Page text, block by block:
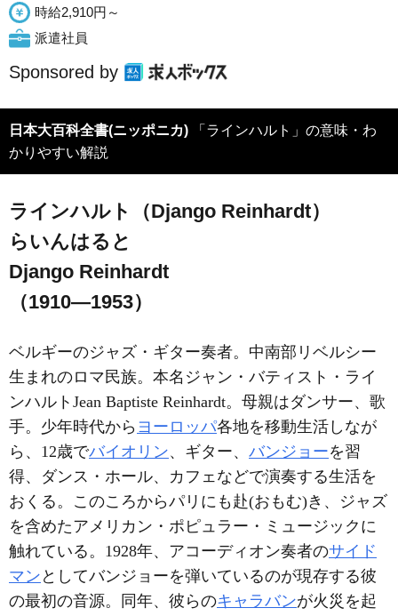
時給2,910円～
派遣社員
Sponsored by
日本大百科全書(ニッポニカ) 「ラインハルト」の意味・わ
かりやすい解説
ラインハルト（Django Reinhardt）
らいんはると
Django Reinhardt
（1910―1953）
ベルギーのジャズ・ギター奏者。中南部リベルシー
生まれのロマ民族。本名ジャン・バティスト・ライ
ンハルトJean Baptiste Reinhardt。母親はダンサー、歌
手。少年時代から ヨーロッパ各地を移動生活しなが
ら、12歳でバイオリン、ギター、 バンジョーを習
得、ダンス・ホール、カフェなどで演奏する生活を
おくる。このころからパリにも赴(おもむ)き、ジャズ
を含めたアメリカン・ポピュラー・ミュージックに
触れている。1928年、アコーディオン奏者のサイド
マン としてバンジョーを弾いているのが現存する彼
の最初の音源。同年、彼らのキャラバンが火災を起